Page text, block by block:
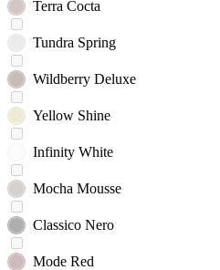
Terra Cocta
Tundra Spring
Wildberry Deluxe
Yellow Shine
Infinity White
Mocha Mousse
Classico Nero
Mode Red